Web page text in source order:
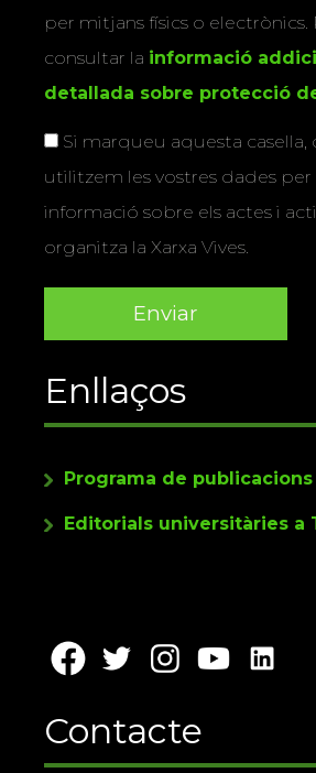
per mitjans físics o electrònics.
consultar la informació
detallada sobre protecció
Si marqueu aquesta
utilitzem les vostres dades per
informació sobre els actes i
organitza la Xarxa Vives.
Enllaços
Programa de publicacions
Editorials universitàries a
Contacte